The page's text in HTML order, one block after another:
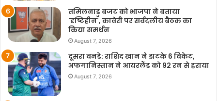
तमिलनाडु बजट को भाजपा ने बताया
'दृष्टिहीन', कावेरी पर सर्वदलीय बैठक का
किया समर्थन
August 7, 2026
दूसरा वनडे: राशिद खान ने झटके 6 विकेट,
अफगानिस्तान ने आयरलैंड को 92 रन से हराया
August 7, 2026